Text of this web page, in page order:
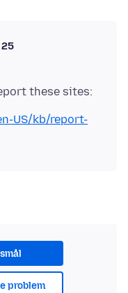
US/kb/report-
problem